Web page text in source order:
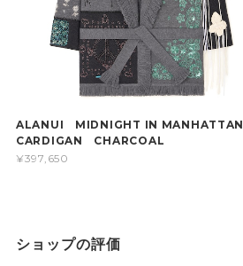
ALANUI MIDNIGHT IN MANHATTAN
CARDIGAN CHARCOAL
¥397,650
ショップの評価